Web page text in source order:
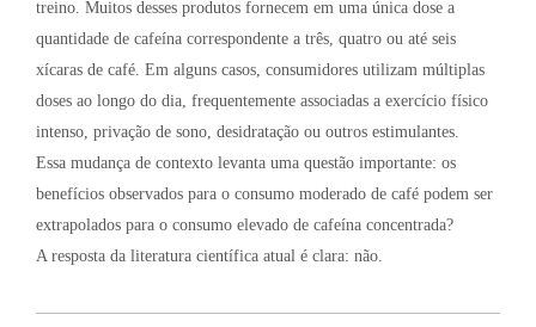
treino. Muitos desses produtos fornecem em uma única dose a
quantidade de cafeína correspondente a três, quatro ou até seis
xícaras de café. Em alguns casos, consumidores utilizam múltiplas
doses ao longo do dia, frequentemente associadas a exercício físico
intenso, privação de sono, desidratação ou outros estimulantes.
Essa mudança de contexto levanta uma questão importante: os
benefícios observados para o consumo moderado de café podem ser
extrapolados para o consumo elevado de cafeína concentrada?
A resposta da literatura científica atual é clara: não.